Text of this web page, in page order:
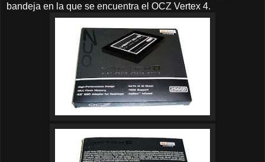
bandeja en la que se encuentra el OCZ Vertex 4.